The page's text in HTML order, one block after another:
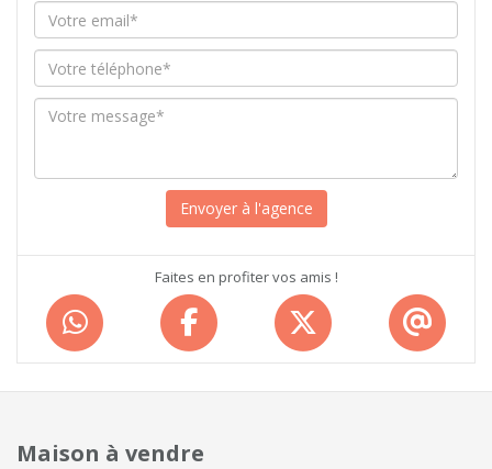
Faites en profiter vos amis !
Maison à vendre